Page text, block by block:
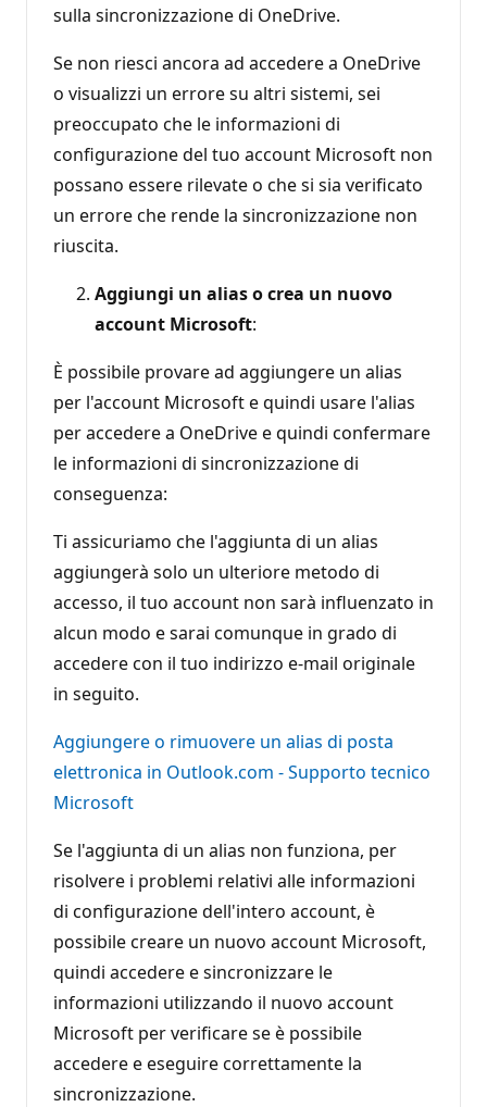
sulla sincronizzazione di OneDrive.
Se non riesci ancora ad accedere a OneDrive
o visualizzi un errore su altri sistemi, sei
preoccupato che le informazioni di
configurazione del tuo account Microsoft non
possano essere rilevate o che si sia verificato
un errore che rende la sincronizzazione non
riuscita.
Aggiungi un alias o crea un nuovo
account Microsoft:
È possibile provare ad aggiungere un alias
per l'account Microsoft e quindi usare l'alias
per accedere a OneDrive e quindi confermare
le informazioni di sincronizzazione di
conseguenza:
Ti assicuriamo che l'aggiunta di un alias
aggiungerà solo un ulteriore metodo di
accesso, il tuo account non sarà influenzato in
alcun modo e sarai comunque in grado di
accedere con il tuo indirizzo e-mail originale
in seguito.
Aggiungere o rimuovere un alias di posta
elettronica in Outlook.com - Supporto tecnico
Microsoft
Se l'aggiunta di un alias non funziona, per
risolvere i problemi relativi alle informazioni
di configurazione dell'intero account, è
possibile creare un nuovo account Microsoft,
quindi accedere e sincronizzare le
informazioni utilizzando il nuovo account
Microsoft per verificare se è possibile
accedere e eseguire correttamente la
sincronizzazione.